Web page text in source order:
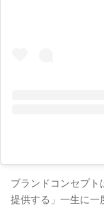
ブランドコンセプ
提供する」一生に一